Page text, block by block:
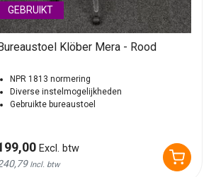
GEBRUIKT
Klöber Mera - Rood
NPR 1813 normering
Diverse instelmogelijkheden
Gebruikte bureaustoel
Excl. btw
Incl. btw